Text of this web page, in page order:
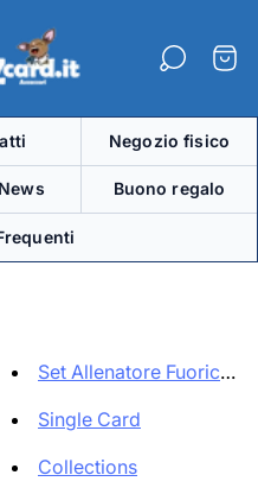
del
Negozio fisico
Buono regalo
Set Allenatore
Single Card
Collections